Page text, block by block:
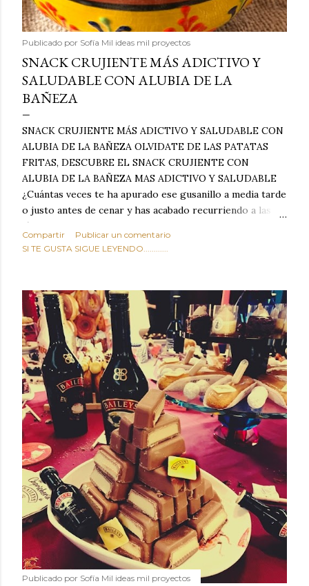
Publicado por Sofía Mil ideas mil proyectos
SNACK CRUJIENTE MÁS ADICTIVO Y
SALUDABLE CON ALUBIA DE LA
BAÑEZA
SNACK CRUJIENTE MÁS ADICTIVO Y SALUDABLE CON
ALUBIA DE LA BAÑEZA OLVIDATE DE LAS PATATAS
FRITAS, DESCUBRE EL SNACK CRUJIENTE CON
ALUBIA DE LA BAÑEZA MAS ADICTIVO Y SALUDABLE
¿Cuántas veces te ha apurado ese gusanillo a media tarde
o justo antes de cenar y has acabado recurriendo a las
típicas patatas de bolsa, frutos secos fritos o snacks
ultraprocesados llenos de grasas saturadas y sodio?
sabroso, con ese toque tostado y crujiente que tanto nos
satisface. Estas alubias crujientes al horno van a cambiar
por completo tu forma de ver las legumbres. Olvídate de
asociar las alubias únicamente a los guisos tradicionales y
copiosos de invierno. Con esta receta simple pero
revolucionaria, transformaremos un ingrediente tan
humilde como la alubia de La Bañeza en un snack ligero,
dorado, cargado de proteína y 100% natural. Es el
sustituto perfecto a los frutos se...
Compartir
Publicar un comentario
SI TE GUSTA SIGUE LEYENDO............
Publicado por Sofía Mil ideas mil proyectos